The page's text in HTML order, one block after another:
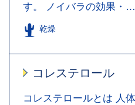
す。 ノイバラの効果・…
乾燥
コレステロール
コレステロールとは 人